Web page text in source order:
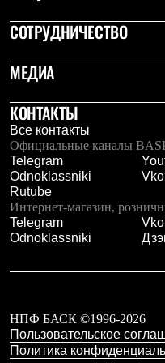
СОТРУДНИЧЕСТВО
МЕДИА
КОНТАКТЫ
Все контакты
Официальные каналы
Telegram
Odnoklassniki
Rutube
Интернет-магазин,
Telegram
Odnoklassniki
НПФ БАСК ©1996-2026
Пользовательское
Политика